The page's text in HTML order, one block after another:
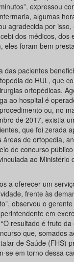
expressou
algumas
agradecida por
dos médicos, dos
eles foram bem
das pacientes
do HUL, que
ortopédicas.
ao hospital é
ou, no
de 2017, existia
que foi zerada
áreas de ortopedia,
de concurso
ao Ministério
a oferecer um
frente às
observou o
em
resultado é fruto
que, somados
de Saúde (FHS)
se em torno dessa